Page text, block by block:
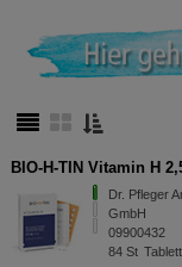
BIO-H-TIN Vitamin H
Dr. Pfleger
GmbH
09900432
84 St